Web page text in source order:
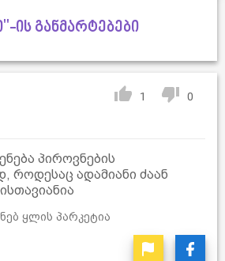
ის განმარტებები
1 0
პიროვნების
როდესაც ადამიანი ძაან
ყლის პარკეტია